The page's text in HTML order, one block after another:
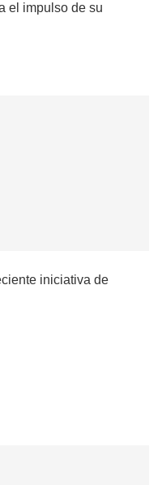
el impulso de su
iniciativa de